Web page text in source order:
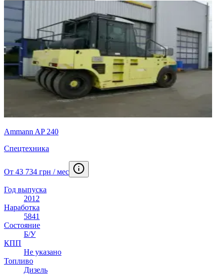
Ammann AP 240
Спецтехника
От 43 734 грн / мес
Год выпуска
2012
Наработка
5841
Состояние
Б/У
КПП
Не указано
Топливо
Дизель